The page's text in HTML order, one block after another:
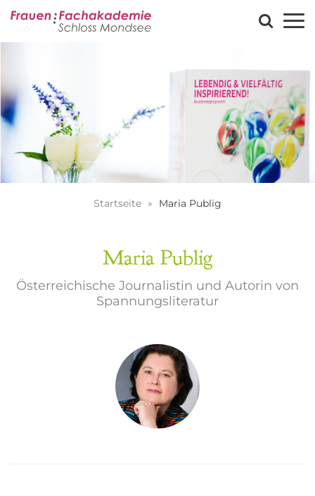
Startseite Maria Publig
Maria Publig
Österreichische Journalistin und Autorin von
Spannungsliteratur